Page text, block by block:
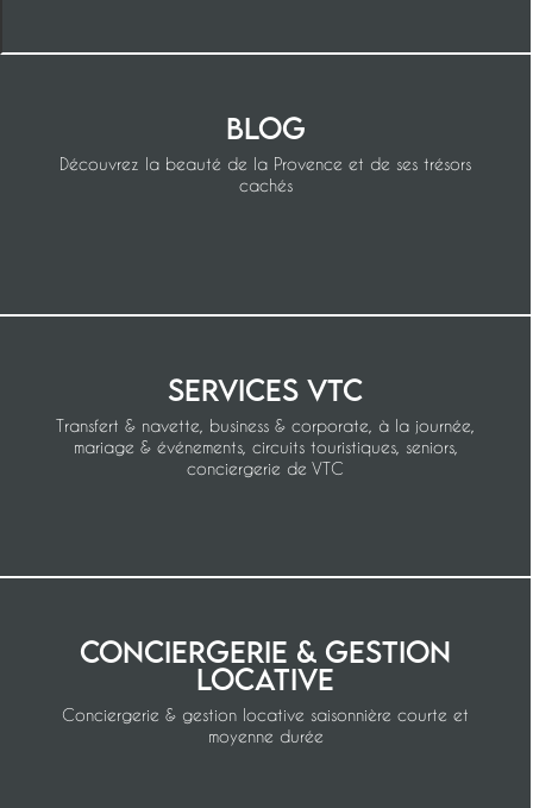
Blog
Découvrez la beauté de la Provence et de ses trésors
cachés
Services VTC
Transfert & navette, business & corporate, à la journée,
mariage & événements, circuits touristiques, seniors,
conciergerie de VTC
Conciergerie & gestion
locative
Conciergerie & gestion locative saisonnière courte et
moyenne durée